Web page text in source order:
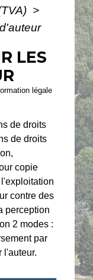
>
LES
légale
de droits
de droits
copie
contre des
perception
2 modes :
par
l'auteur.